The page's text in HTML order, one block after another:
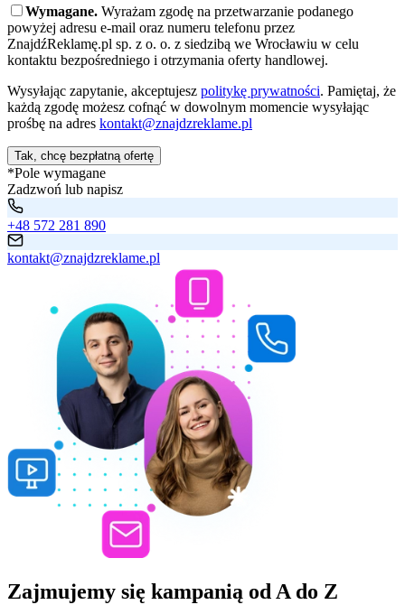
Wymagane. Wyrażam zgodę na przetwarzanie podanego
powyżej adresu e-mail oraz numeru telefonu przez
ZnajdźReklamę.pl sp. z o. o. z siedzibą we Wrocławiu w celu
kontaktu bezpośredniego i otrzymania oferty handlowej.
Wysyłając zapytanie, akceptujesz politykę prywatności. Pamiętaj, że
każdą zgodę możesz cofnąć w dowolnym momencie wysyłając
prośbę na adres kontakt@znajdzreklame.pl
Tak, chcę bezpłatną ofertę
*Pole wymagane
Zadzwoń lub napisz
+48 572 281 890
kontakt@znajdzreklame.pl
Zajmujemy się kampanią od A do Z